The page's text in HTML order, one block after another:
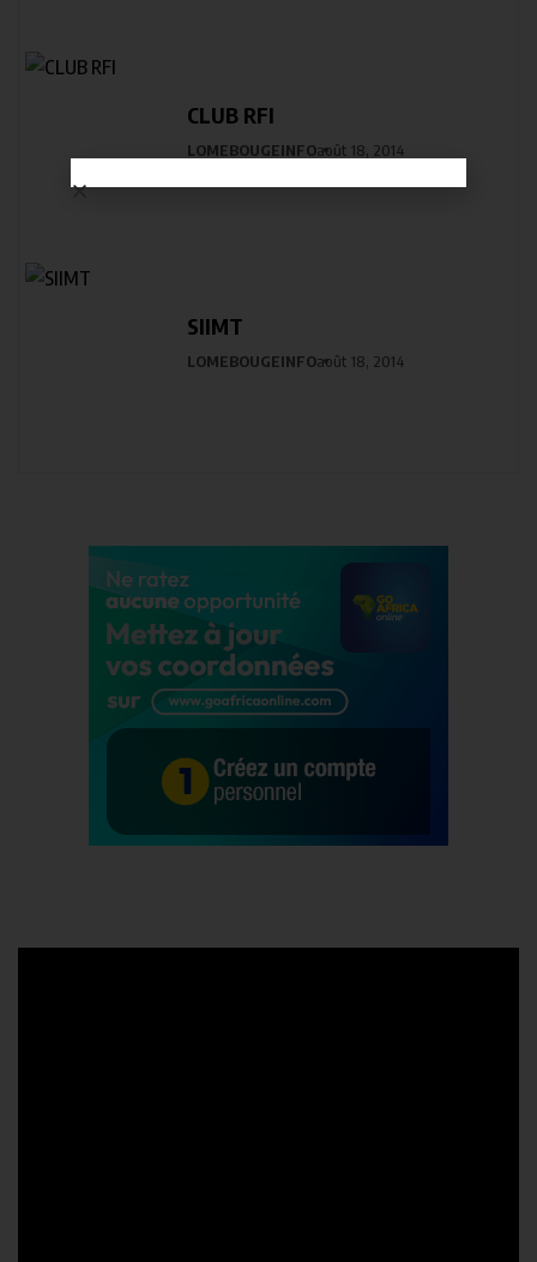
CLUB RFI
LOMEBOUGEINFOaoût 18, 2014
SIIMT
LOMEBOUGEINFOaoût 18, 2014